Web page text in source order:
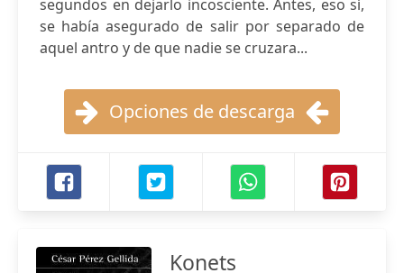
segundos en dejarlo incosciente. Antes, eso sí,
se había asegurado de salir por separado de
aquel antro y de que nadie se cruzara...
Opciones de descarga
Konets